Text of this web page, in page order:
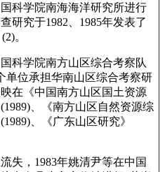
科学院南海海洋研究所进行
研究于1982、1985年发表了
。
科学院南方山区综合考察队
单位承担华南山区综合考察研
在《中国南方山区国土资源
、《南方山区自然资源综
、《广东山区研究》
失，1983年姚清尹等在中国